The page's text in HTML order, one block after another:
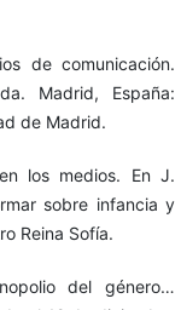
de comunicación.
Madrid, España:
de Madrid.
los medios. En J.
sobre infancia y
Reina Sofía.
del género…